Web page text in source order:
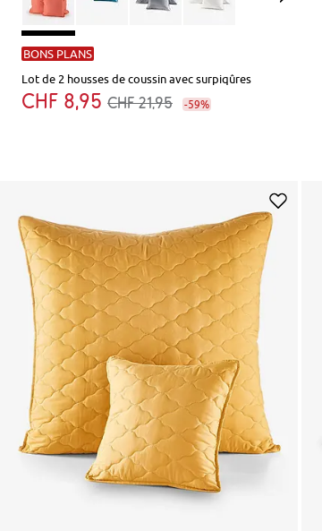
BONS PLANS
Lot de 2 housses de coussin avec surpiqûres
CHF 8,95 CHF 21,95 -59%